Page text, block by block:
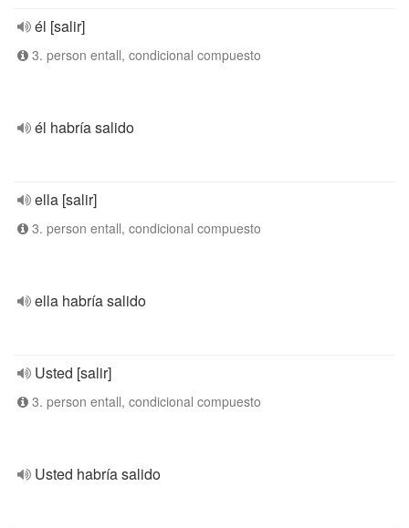
él [salir]
3. person entall, condicional compuesto
él habría salido
ella [salir]
3. person entall, condicional compuesto
ella habría salido
Usted [salir]
3. person entall, condicional compuesto
Usted habría salido